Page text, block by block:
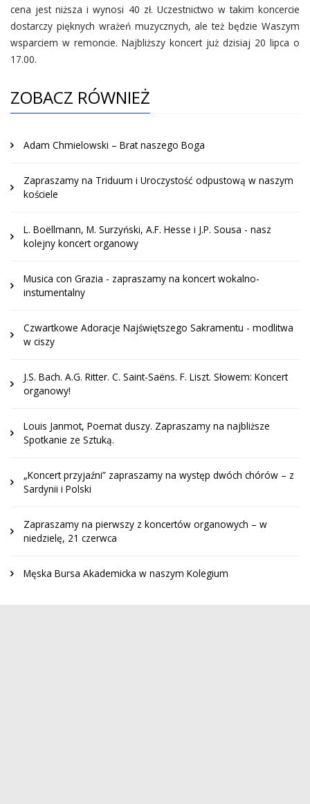
cena jest niższa i wynosi 40 zł. Uczestnictwo w takim koncercie
dostarczy pięknych wrażeń muzycznych, ale też będzie Waszym
wsparciem w remoncie. Najbliższy koncert już dzisiaj 20 lipca o
17.00.
ZOBACZ RÓWNIEŻ
Adam Chmielowski – Brat naszego Boga
Zapraszamy na Triduum i Uroczystość odpustową w naszym
kościele
L. Boëllmann, M. Surzyński, A.F. Hesse i J.P. Sousa - nasz
kolejny koncert organowy
Musica con Grazia - zapraszamy na koncert wokalno-
instumentalny
Czwartkowe Adoracje Najświętszego Sakramentu - modlitwa
w ciszy
J.S. Bach. A.G. Ritter. C. Saint-Saëns. F. Liszt. Słowem: Koncert
organowy!
Louis Janmot, Poemat duszy. Zapraszamy na najbliższe
Spotkanie ze Sztuką.
„Koncert przyjaźni” zapraszamy na występ dwóch chórów – z
Sardynii i Polski
Zapraszamy na pierwszy z koncertów organowych – w
niedzielę, 21 czerwca
Męska Bursa Akademicka w naszym Kolegium